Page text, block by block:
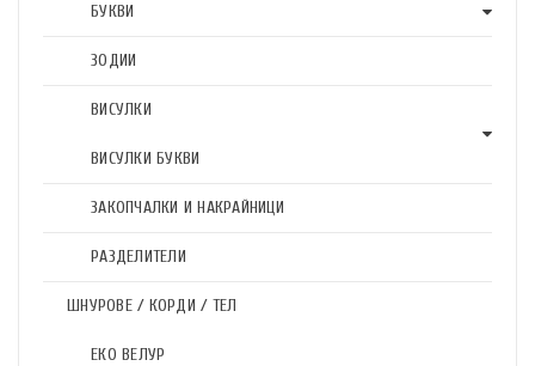
БУКВИ
ЗОДИИ
ВИСУЛКИ
ВИСУЛКИ БУКВИ
ЗАКОПЧАЛКИ И НАКРАЙНИЦИ
РАЗДЕЛИТЕЛИ
ШНУРОВЕ / КОРДИ / ТЕЛ
ЕКО ВЕЛУР